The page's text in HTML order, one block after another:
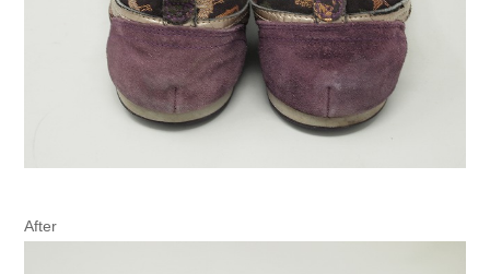
After